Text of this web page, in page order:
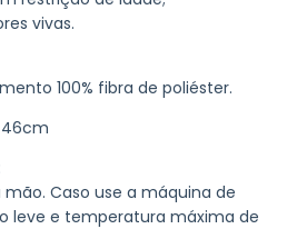
vivas.
100% fibra de poliéster.
46cm
Caso use a máquina de
leve e temperatura máxima de